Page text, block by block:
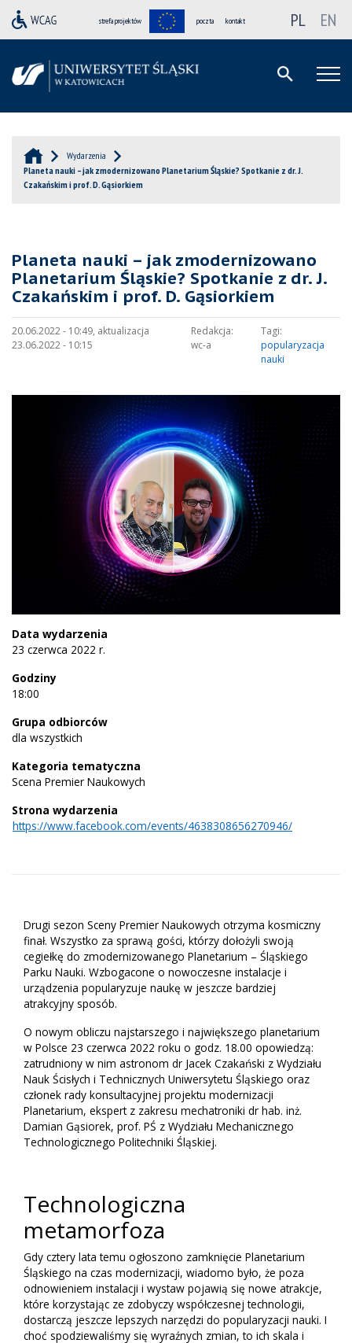
strefa projektów poczta kontakt PL EN
Wydarzenia
Planeta nauki – jak zmodernizowano Planetarium Śląskie? Spotkanie z dr. J.
Czakańskim i prof. D. Gąsiorkiem
Planeta nauki – jak zmodernizowano
Planetarium Śląskie? Spotkanie z dr. J.
Czakańskim i prof. D. Gąsiorkiem
20.06.2022 - 10:49, aktualizacja
23.06.2022 - 10:15
Redakcja:
wc-a
Tagi:
popularyzacja
nauki
Data wydarzenia
23 czerwca 2022 r.
Godziny
18:00
Grupa odbiorców
dla wszystkich
Kategoria tematyczna
Scena Premier Naukowych
Strona wydarzenia
https://www.facebook.com/events/4638308656270946/
Drugi sezon Sceny Premier Naukowych otrzyma kosmiczny
finał. Wszystko za sprawą gości, którzy dołożyli swoją
cegiełkę do zmodernizowanego Planetarium – Śląskiego
Parku Nauki. Wzbogacone o nowoczesne instalacje i
urządzenia popularyzuje naukę w jeszcze bardziej
atrakcyjny sposób.
O nowym obliczu najstarszego i największego planetarium
w Polsce 23 czerwca 2022 roku o godz. 18.00 opowiedzą:
zatrudniony w nim astronom dr Jacek Czakański z Wydziału
Nauk Ścisłych i Technicznych Uniwersytetu Śląskiego oraz
członek rady konsultacyjnej projektu modernizacji
Planetarium, ekspert z zakresu mechatroniki dr hab. inż.
Damian Gąsiorek, prof. PŚ z Wydziału Mechanicznego
Technologicznego Politechniki Śląskiej.
Technologiczna
metamorfoza
Gdy cztery lata temu ogłoszono zamknięcie Planetarium
Śląskiego na czas modernizacji, wiadomo było, że poza
odnowieniem instalacji i wystaw pojawią się nowe atrakcje,
które korzystając ze zdobyczy współczesnej technologii,
dostarczą jeszcze lepszych narzędzi do popularyzacji nauki. I
choć spodziewaliśmy się wyraźnych zmian, to ich skala i